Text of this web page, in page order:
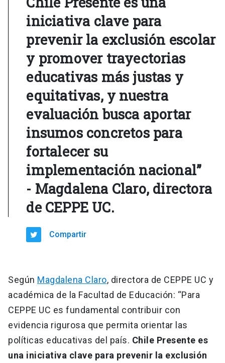
iniciativa clave para
prevenir la exclusión escolar
y promover trayectorias
educativas más justas y
equitativas, y nuestra
evaluación busca aportar
insumos concretos para
fortalecer su
implementación nacional”
- Magdalena Claro, directora
de CEPPE UC.
Compartir
Según Magdalena Claro, directora de CEPPE UC y
académica de la Facultad de Educación: “Para
CEPPE UC es fundamental contribuir con
evidencia rigurosa que permita orientar las
políticas educativas del país. Chile Presente es
una iniciativa clave para prevenir la exclusión